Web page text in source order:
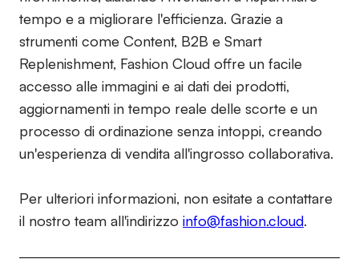
tempo e a migliorare l'efficienza. Grazie a
strumenti come Content, B2B e Smart
Replenishment, Fashion Cloud offre un facile
accesso alle immagini e ai dati dei prodotti,
aggiornamenti in tempo reale delle scorte e un
processo di ordinazione senza intoppi, creando
un'esperienza di vendita all'ingrosso collaborativa.
Per ulteriori informazioni, non esitate a contattare
il nostro team all'indirizzo info@fashion.cloud.